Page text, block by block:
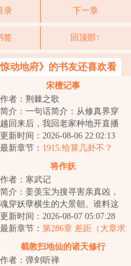
录 下一章
签 回顶部↑
动地府》的书友还喜欢看
宋檀记事
作者：荆棘之歌
简介：一句话简介：从修真界穿
越回来后，我回老家种地开直播
卖菜了！修成金丹渡劫失败的宋
檀回到现代，发...
更新时间：2026-08-06 22:02:13
最新章节： 1915.给算几卦不？
将作妖
作者：寒武记
简介：姜羡宝为搜寻害亲真凶，
魂穿妖孽横生的大景朝。谁料这
里破案，不看证据，只靠卦师！
这不巧了嘛？！...
更新时间：2026-08-07 05:07:28
最新章节： 第286章 差距（大章求
月票）
截教扫地仙的诸天修行
作者：弹剑听禅